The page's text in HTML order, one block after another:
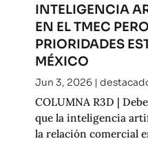
INTELIGENCIA
EN EL TMEC
PRIORIDADES
MÉXICO
Jun 3, 2026|
COLUMNA R3D |
que la inteligencia
la relación comercial